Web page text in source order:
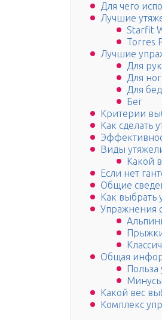
Для чего
Лучшие
Starfit
Torres
Лучшие
Для рук
Для ног
Для
Бег
Критерии
Как сделать
Виды
Какой
Если нет
Общие
Как выбрать
Упражнения
Общая
Польза
Минусы
Какой вес
Комплекс